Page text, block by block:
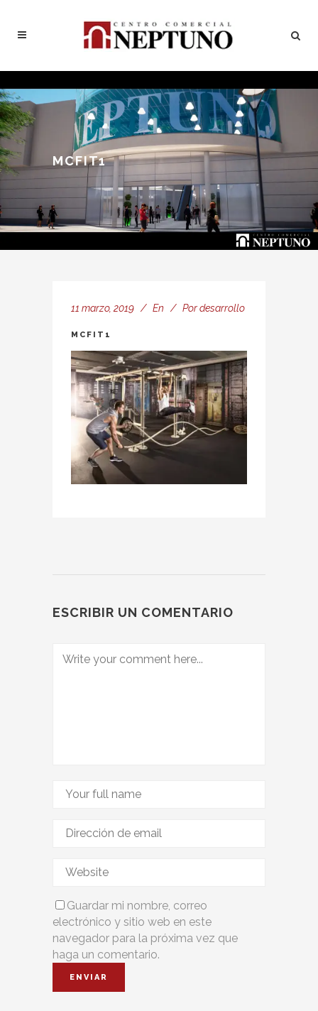
MCFIT1
11 marzo, 2019 En Pordesarrollo
MCFIT1
ESCRIBIR UN COMENTARIO
Guardar mi nombre, correo
electrónico y sitio web en este
navegador para la próxima vez que
haga un comentario.